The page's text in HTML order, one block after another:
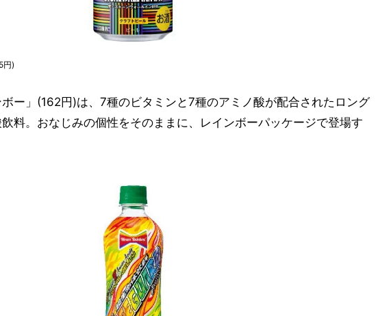
円)
ボー」(162円)は、7種のビタミンと7種のアミノ酸が配合されたロング
料。おなじみの個性をそのままに、レインボーパッケージで登場す